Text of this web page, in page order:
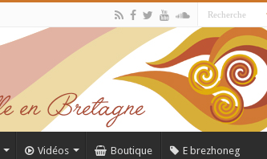
Vidéos Boutique E brezhoneg